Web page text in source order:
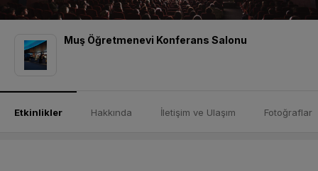
Muş Öğretmenevi Konferans Salonu
Etkinlikler Hakkında İletişim ve Ulaşım Fotoğraflar